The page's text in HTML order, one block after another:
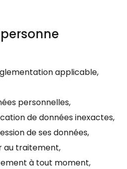
applicable,
personnelles,
de données inexactes,
de ses données,
au traitement,
à tout moment,